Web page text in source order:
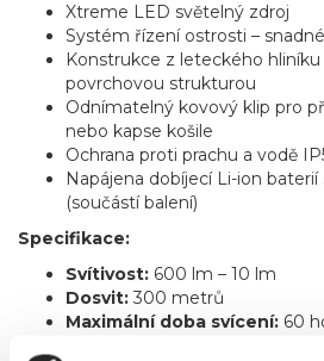
Xtreme LED světelný zdroj
Systém řízení ostrosti –
Konstrukce z leteckého
povrchovou strukturou
Odnímatelný kovový klip pro
nebo kapse košile
Ochrana proti prachu a vodě
Napájena dobíjecí Li-ion
(součástí balení)
Specifikace:
Svítivost: 600 lm – 10 lm
Dosvit:300 metrů
Maximální doba svícení: 60